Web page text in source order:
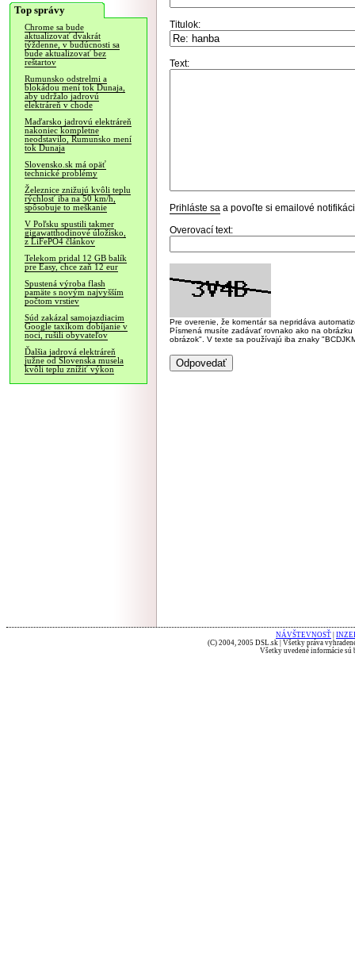
Top správy
Chrome sa bude
aktualizovať dvakrát
týždenne, v budúcnosti sa
bude aktualizovať bez
reštartov
Rumunsko odstrelmi a
blokádou mení tok Dunaja,
aby udržalo jadrovú
elektráreň v chode
Maďarsko jadrovú elektráreň
nakoniec kompletne
neodstavilo, Rumunsko mení
tok Dunaja
Slovensko.sk má opäť
technické problémy
Železnice znižujú kvôli teplu
rýchlosť iba na 50 km/h,
spôsobuje to meškanie
V Poľsku spustili takmer
gigawatthodinové úložisko,
z LiFePO4 článkov
Telekom pridal 12 GB balík
pre Easy, chce zaň 12 eur
Spustená výroba flash
pamäte s novým najvyšším
počtom vrstiev
Súd zakázal samojazdiacim
Google taxíkom dobíjanie v
noci, rušili obyvateľov
Ďalšia jadrová elektráreň
južne od Slovenska musela
kvôli teplu znížiť výkon
Titulok:
Text:
Prihláste sa a povoľte si emailové
Overovací text:
Pre overenie, že komentár sa nepridáva
Písmená musíte zadávať rovnako ako na
obrázok". V texte sa používajú iba znaky
NÁVŠTEVNOSŤ
(C) 2004, 2005 DSL.sk | Všetky práva
Všetky uvedené informácie sú